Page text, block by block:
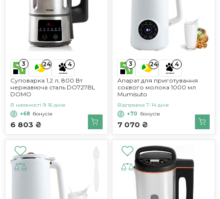
3 24 4
Суповарка 1,2 л, 800 Вт
нержавіюча сталь DO727BL
DOMO
6 803 ₴
В наявності 9-16 днів
+68 бонусів
3 24 4
Апарат для приготування
соєвого молока 1000 мл
Mumisuto
7 070 ₴
Відправка 7-14 днів
+70 бонусів